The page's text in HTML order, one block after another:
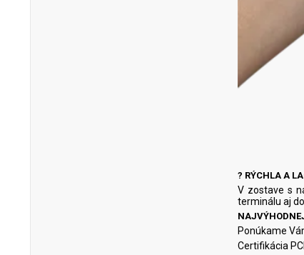
? RÝCHLA A
V zostave s
terminálu aj
Ponúkame
Certifikácia